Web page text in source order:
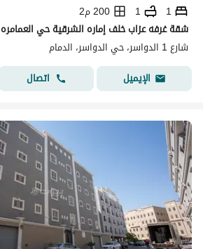
1
1
200 م2
شقة غرفه عزاب خلف إماره الشرقية حي العمامره
شارع 1 الدواسر، حي الدواسر، الدمام
الإيميل
اتصال